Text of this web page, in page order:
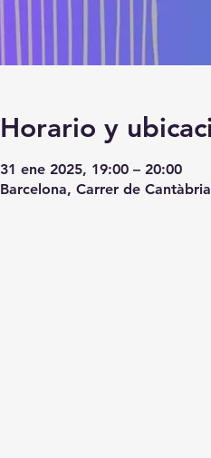
Horario y
31 ene 2025, 19:00 – 20:00
Barcelona, Carrer de